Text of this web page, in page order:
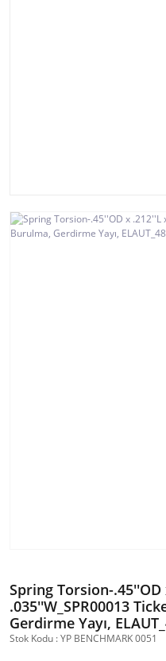
Spring Torsion-.45''OD
.035''W_SPR00013
Gerdirme Yayı,
Stok Kodu : YP BENCHMARK 0051